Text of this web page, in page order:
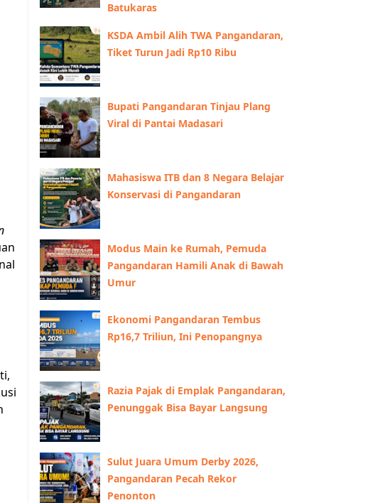
Batukaras
KSDA Ambil Alih TWA Pangandaran,
Tiket Turun Jadi Rp10 Ribu
Bupati Pangandaran Tinjau Plang
Viral di Pantai Madasari
Mahasiswa ITB dan 8 Negara Belajar
Konservasi di Pangandaran
Modus Main ke Rumah, Pemuda
Pangandaran Hamili Anak di Bawah
Umur
Ekonomi Pangandaran Tembus
Rp16,7 Triliun, Ini Penopangnya
Razia Pajak di Emplak Pangandaran,
Penunggak Bisa Bayar Langsung
Sulut Juara Umum Derby 2026,
Pangandaran Pecah Rekor
Penonton